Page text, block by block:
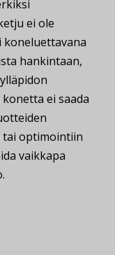
ei ole
hankintaan,
ei saada
tai optimointiin
vaikkapa